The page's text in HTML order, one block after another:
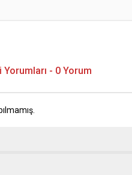
- 0 Yorum